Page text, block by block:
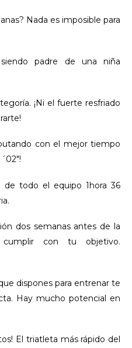
Nada es imposible para
padre de una niña
¡Ni el fuerte resfriado
con el mejor tiempo
de todo el equipo 1hora 36
dos semanas antes de la
con tu objetivo.
dispones para entrenar te
Hay mucho potencial en
El triatleta más rápido del